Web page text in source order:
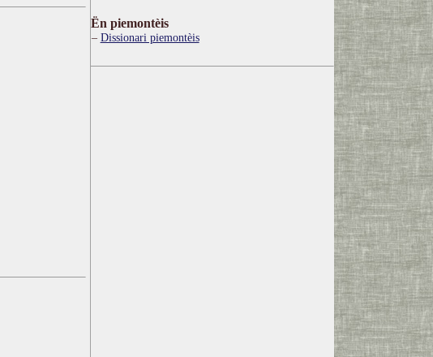
Ën piemontèis
Dissionari piemontèis